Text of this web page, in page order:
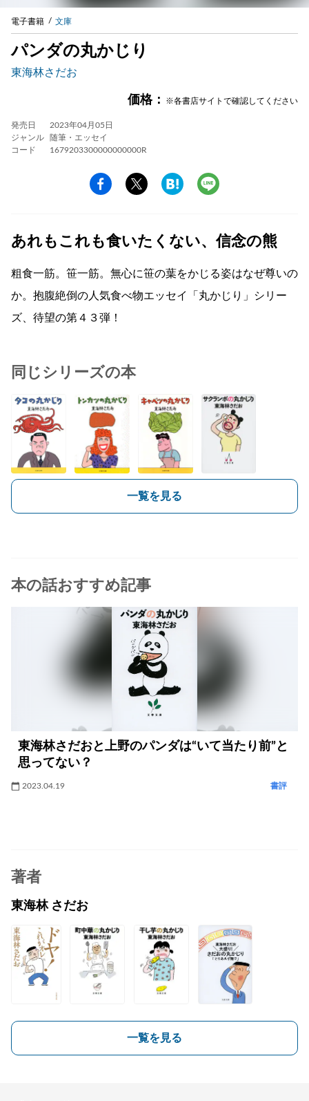
電子書籍 文庫
パンダの丸かじり
東海林さだお
価格： ※各書店サイトで確認してください
発売日
2023年04月05日
ジャンル
随筆・エッセイ
コード
1679203300000000000R
あれもこれも食いたくない、信念の熊
粗食一筋。笹一筋。無心に笹の葉をかじる姿はなぜ尊いの
か。抱腹絶倒の人気食べ物エッセイ「丸かじり」シリー
ズ、待望の第４３弾！
同じシリーズの本
一覧を見る
本の話おすすめ記事
東海林さだおと上野のパンダは“いて当たり前”と
思ってない？
2023.04.19 書評
著者
東海林 さだお
一覧を見る